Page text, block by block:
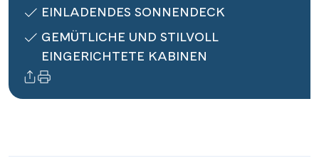
Informationen
Kontakt
EINLADENDES SONNENDECK
GEMÜTLICHE UND STILVOLL
EINGERICHTETE KABINEN